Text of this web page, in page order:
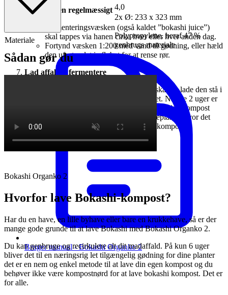
Tap væsken regelmæssigt
Fermenteringsvæsken (også kaldet ”bokashi juice”)
skal tappes via hanen cirka hver eller hver anden dag.
Fortynd væsken 1:200 med vand til gødning, eller hæld
den ufortyndet i afløbet for at rense rør.
Lad affaldet fermentere
Når Bokashi Organko er fyldt op, skal du lade den stå i
ca. 2 uger, mens affaldet fermenteret. Når de 2 uger er
gået kan du grave det ned i jorden, tilføje i kompost
bunken eller tilføje i dine store potteplanter hvor det
hurtigt vil omdannes til næringsrig kompost.
Vægt (kg)
4,0
2x Ø: 233 x 323 mm
Materiale
Polypropylene, heraf 47 %
genbrugs materiale
Bruger manual - Bokashi Organko 2
Sådan gør du
Bokashi Organko 2
Hvorfor lave Bokashi-kompost?
Har du en have, en lille byhave eller bare en krukkehave, så er der
mange gode grunde til at lave Bokashi med Bokashi Organko 2.
Du kan genbruge og recirkulere alt dit madaffald. På kun 6 uger
bliver det til en næringsrig let tilgængelig gødning for dine planter
det er en nem og enkel metode til at lave din egen kompost og du
behøver ikke være kompostnørd for at lave bokashi kompost. Det er
for alle.